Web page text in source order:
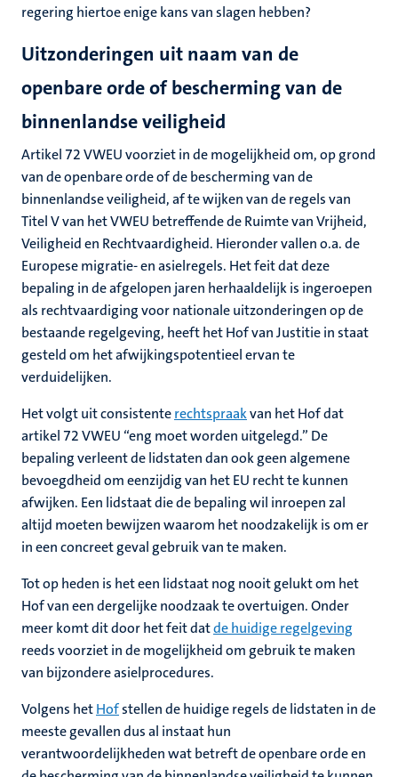
regering hiertoe enige kans van slagen hebben?
Uitzonderingen uit naam van de
openbare orde of bescherming van de
binnenlandse veiligheid
Artikel 72 VWEU voorziet in de mogelijkheid om, op grond
van de openbare orde of de bescherming van de
binnenlandse veiligheid, af te wijken van de regels van
Titel V van het VWEU betreffende de Ruimte van Vrijheid,
Veiligheid en Rechtvaardigheid. Hieronder vallen o.a. de
Europese migratie- en asielregels. Het feit dat deze
bepaling in de afgelopen jaren herhaaldelijk is ingeroepen
als rechtvaardiging voor nationale uitzonderingen op de
bestaande regelgeving, heeft het Hof van Justitie in staat
gesteld om het afwijkingspotentieel ervan te
verduidelijken.
Het volgt uit consistenterechtspraakvan het Hof dat
artikel 72 VWEU “eng moet worden uitgelegd.” De
bepaling verleent de lidstaten dan ook geen algemene
bevoegdheid om eenzijdig van het EU recht te kunnen
afwijken. Een lidstaat die de bepaling wil inroepen zal
altijd moeten bewijzen waarom het noodzakelijk is om er
in een concreet geval gebruik van te maken.
Tot op heden is het een lidstaat nog nooit gelukt om het
Hof van een dergelijke noodzaak te overtuigen. Onder
meer komt dit door het feit datde huidige regelgeving
reeds voorziet in de mogelijkheid om gebruik te maken
van bijzondere asielprocedures.
Volgens hetHofstellen de huidige regels de lidstaten in de
meeste gevallen dus al instaat hun
verantwoordelijkheden wat betreft de openbare orde en